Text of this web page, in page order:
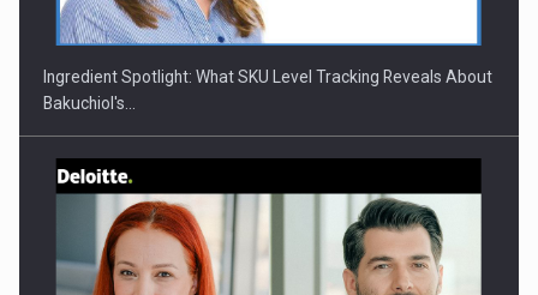
Ingredient Spotlight: What SKU Level Tracking Reveals About
Bakuchiol's…